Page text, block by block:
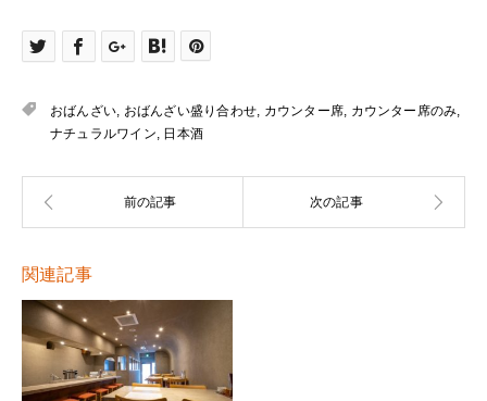
おばんざい おばんざい盛り合わせ カウンター席 カウンター席のみ
ナチュラルワイン
日本酒
関連記事